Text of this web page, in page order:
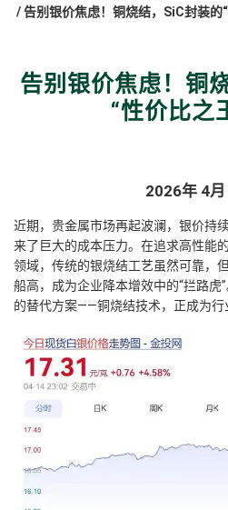
告别银价焦虑！铜烧结，SiC封装的
告别银价焦虑！铜
“性价比之
2026年 4月
近期，贵金属市场再起波澜，银价持
来了巨大的成本压力。在追求高性能
领域，传统的银烧结工艺虽然可靠，
船高，成为企业降本增效中的“拦路虎”
的替代方案——铜烧结技术，正成为行